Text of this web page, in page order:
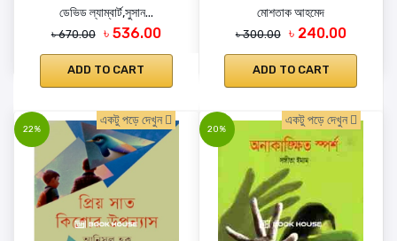
ডেভিড ল্যাম্বার্ট,সুসান...
৳ 670.00 ৳ 536.00
ADD TO CART
মোশতাক আহমেদ
৳ 300.00 ৳ 240.00
ADD TO CART
22%
একটু পড়ে দেখুন
20%
একটু পড়ে দেখুন